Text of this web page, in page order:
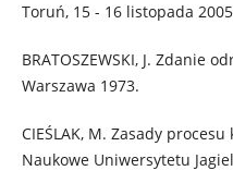
Toruń, 15 - 16 listopada
BRATOSZEWSKI, J. Zdanie
Warszawa 1973.
CIEŚLAK, M. Zasady
Naukowe Uniwersytetu